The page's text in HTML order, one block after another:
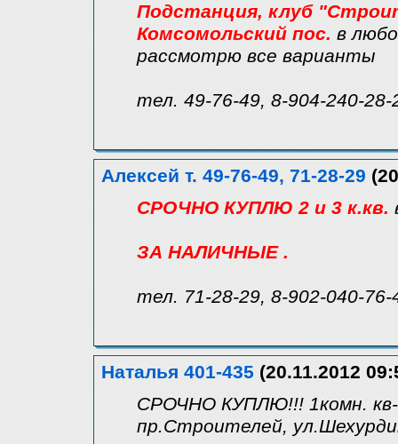
Подстанция, клуб
Комсомольский пос. в
рассмотрю все варианты
тел. 49-76-49, 8-904-240-28-
Алексей т. 49-76-49, 71-28-29
СРОЧНО КУПЛЮ 2 и 3 к.кв.
ЗА НАЛИЧНЫЕ .
тел. 71-28-29, 8-902-040-76-
Наталья 401-435 (20.11.2012
СРОЧНО КУПЛЮ!!! 1комн. кв-
пр.Строителей,